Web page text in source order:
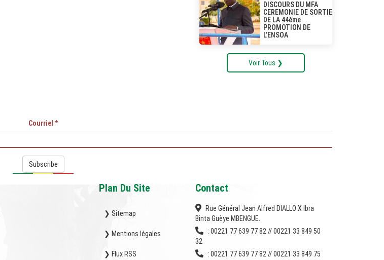
DISCOURS DU MFA
CEREMONIE DE SORTIE
DE LA 44ème
PROMOTION DE
L’ENSOA
Voir Tous ❯
Courriel *
Subscribe
Plan Du Site
❯ Sitemap
❯ Mentions légales
❯ Flux RSS
Contact
Rue Général Jean Alfred DIALLO X Ibra
Binta Guèye MBENGUE.
: 00221 77 639 77 82 // 00221 33 849 50
32
: 00221 77 639 77 82 // 00221 33 849 75